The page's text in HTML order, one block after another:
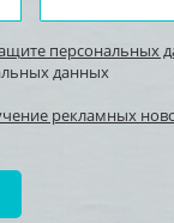
персональных
данных
рекламных